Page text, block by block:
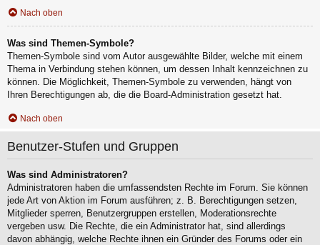
Nach oben
Was sind Themen-Symbole?
Themen-Symbole sind vom Autor ausgewählte Bilder, welche mit einem
Thema in Verbindung stehen können, um dessen Inhalt kennzeichnen zu
können. Die Möglichkeit, Themen-Symbole zu verwenden, hängt von
Ihren Berechtigungen ab, die die Board-Administration gesetzt hat.
Nach oben
Benutzer-Stufen und Gruppen
Was sind Administratoren?
Administratoren haben die umfassendsten Rechte im Forum. Sie können
jede Art von Aktion im Forum ausführen; z. B. Berechtigungen setzen,
Mitglieder sperren, Benutzergruppen erstellen, Moderationsrechte
vergeben usw. Die Rechte, die ein Administrator hat, sind allerdings
davon abhängig, welche Rechte ihnen ein Gründer des Forums oder ein